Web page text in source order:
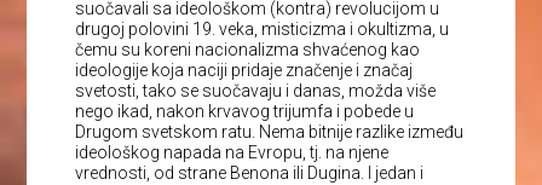
suočavali sa ideološkom (kontra) revolucijom u
drugoj polovini 19. veka, misticizma i okultizma, u
čemu su koreni nacionalizma shvaćenog kao
ideologije koja naciji pridaje značenje i značaj
svetosti, tako se suočavaju i danas, možda više
nego ikad, nakon krvavog trijumfa i pobede u
Drugom svetskom ratu. Nema bitnije razlike između
ideološkog napada na Evropu, tj. na njene
vrednosti, od strane Benona ili Dugina. I jedan i